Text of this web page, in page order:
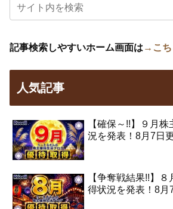
記事検索しやすいホーム画面は →こ
人気記事
【確保～!!】９月
況を発表！8月7日
【争奪戦結果!!】
得状況を発表！8月